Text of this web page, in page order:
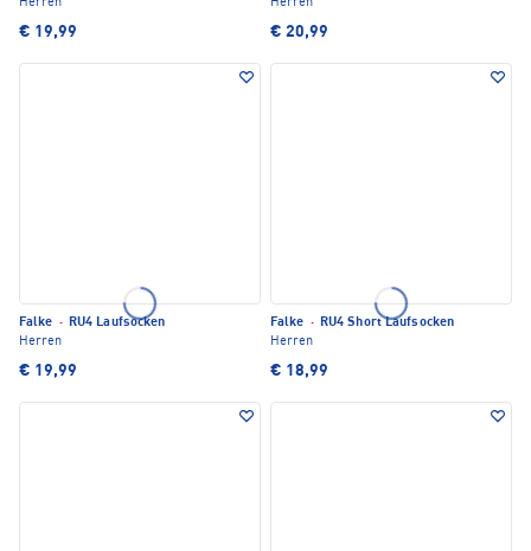
Herren
€ 19,99
Herren
€ 20,99
Falke · RU4 Laufsocken
Herren
€ 19,99
Falke · RU4 Short Laufsocken
Herren
€ 18,99